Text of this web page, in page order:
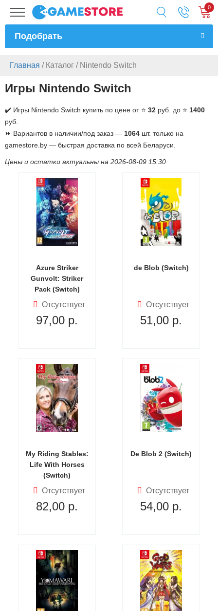
0
Подобрать
Главная / Каталог / Nintendo Switch
Игры Nintendo Switch
✔️ Игры Nintendo Switch купить по цене от ⭐ 32 руб. до ⭐ 1400
руб.
⏩ Вариантов в наличии/под заказ — 1064 шт. только на
gamestore.by — быстрая доставка по всей Беларуси.
Цены и остатки актуальны на 2026-08-09 15:30
Azure Striker
Gunvolt: Striker
Pack (Switch)
Отсутствует
97,00 р.
de Blob (Switch)
Отсутствует
51,00 р.
My Riding Stables:
Life With Horses
(Switch)
Отсутствует
82,00 р.
De Blob 2 (Switch)
Отсутствует
54,00 р.